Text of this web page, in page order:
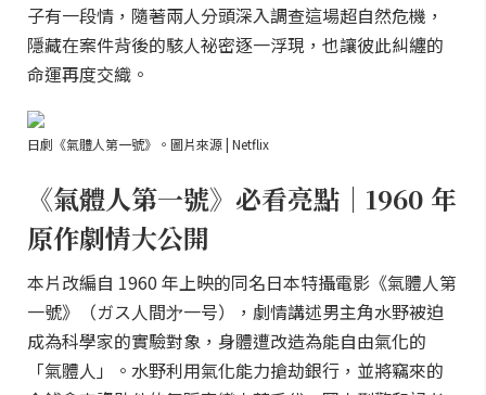
子有一段情，隨著兩人分頭深入調查這場超自然危機，
隱藏在案件背後的駭人祕密逐一浮現，也讓彼此糾纏的
命運再度交織。
日劇《氣體人第一號》。圖片來源 | Netflix
《氣體人第一號》必看亮點｜1960 年
原作劇情大公開
本片改編自 1960 年上映的同名日本特攝電影《氣體人第
一號》（ガス人間㐧一号），劇情講述男主角水野被迫
成為科學家的實驗對象，身體遭改造為能自由氣化的
「氣體人」。水野利用氣化能力搶劫銀行，並將竊來的